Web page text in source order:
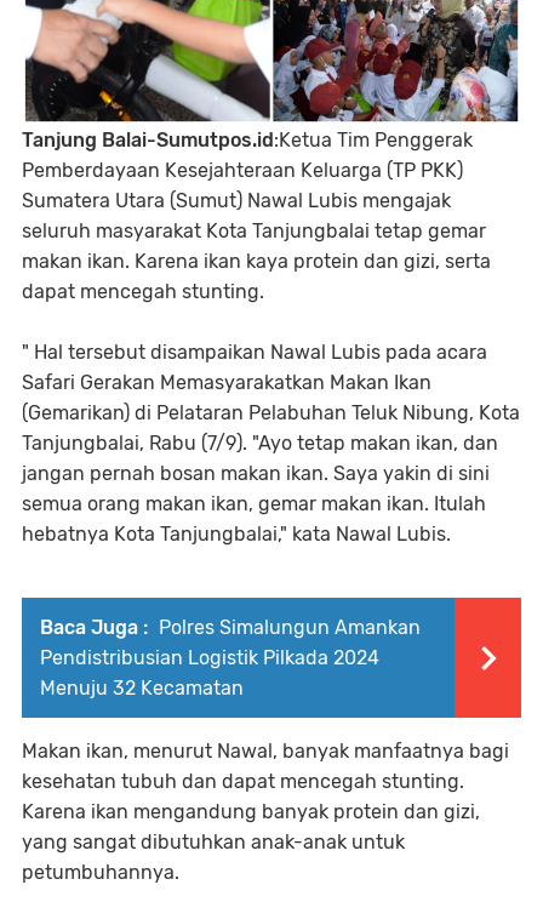
Tanjung Balai-Sumutpos.id :Ketua Tim Penggerak
Pemberdayaan Kesejahteraan Keluarga (TP PKK)
Sumatera Utara (Sumut) Nawal Lubis mengajak
seluruh masyarakat Kota Tanjungbalai tetap gemar
makan ikan. Karena ikan kaya protein dan gizi, serta
dapat mencegah stunting.
" Hal tersebut disampaikan Nawal Lubis pada acara
Safari Gerakan Memasyarakatkan Makan Ikan
(Gemarikan) di Pelataran Pelabuhan Teluk Nibung, Kota
Tanjungbalai, Rabu (7/9). "Ayo tetap makan ikan, dan
jangan pernah bosan makan ikan. Saya yakin di sini
semua orang makan ikan, gemar makan ikan. Itulah
hebatnya Kota Tanjungbalai," kata Nawal Lubis.
Baca Juga : Polres Simalungun Amankan
Pendistribusian Logistik Pilkada 2024
Menuju 32 Kecamatan
Makan ikan, menurut Nawal, banyak manfaatnya bagi
kesehatan tubuh dan dapat mencegah stunting.
Karena ikan mengandung banyak protein dan gizi,
yang sangat dibutuhkan anak-anak untuk
petumbuhannya.